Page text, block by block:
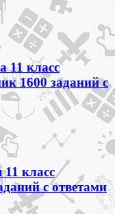
11 класс
1600 заданий с
класс
с ответами